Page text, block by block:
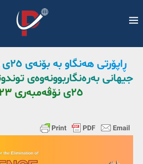
جیهانی بەرەنگاربوونەوەی
٢٥ی نۆڤەمبەری ٢٠٢٣